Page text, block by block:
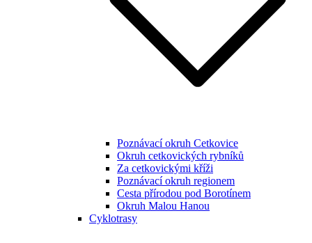
Poznávací okruh Cetkovice
Okruh cetkovických rybníků
Za cetkovickými kříži
Poznávací okruh regionem
Cesta přírodou pod Borotínem
Okruh Malou Hanou
Cyklotrasy